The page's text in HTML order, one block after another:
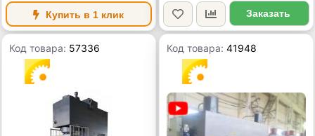
Купить в 1 клик Заказать
Код товара: 57336 Код товара:41948